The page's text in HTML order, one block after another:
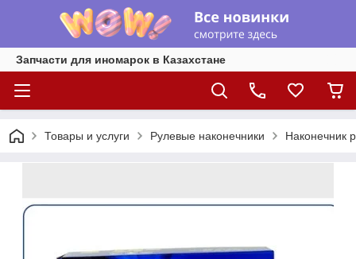
Запчасти для иномарок в Казахстане
Товары и услуги Рулевые наконечники Наконечник